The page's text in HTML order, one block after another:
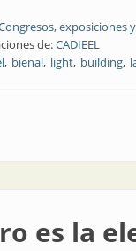
exposiciones
de:CADIEEL
bienal light building
BIEL, el gran evento de
es la